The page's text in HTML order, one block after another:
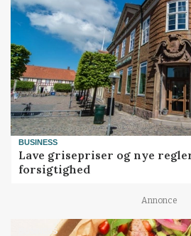
BUSINESS
Lave grisepriser og nye
forsigtighed
Annonce
BUSINESS